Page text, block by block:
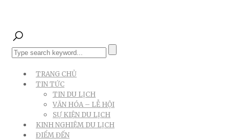
TRANG CHỦ
TIN TỨC
TIN DU LỊCH
VĂN HÓA – LỄ HỘI
SỰ KIỆN DU LỊCH
KINH NGHIỆM DU LỊCH
ĐIỂM ĐẾN